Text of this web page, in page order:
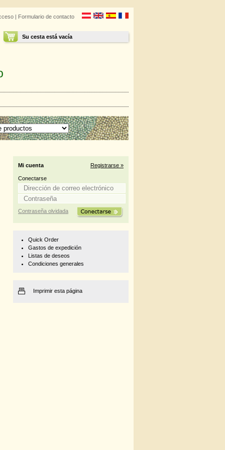
| Formulario de contacto
Su cesta está vacía
Mi cuenta Registrarse »
Conectarse
Contraseña olvidada
Quick Order
Gastos de expedición
Listas de deseos
Condiciones generales
Imprimir esta página